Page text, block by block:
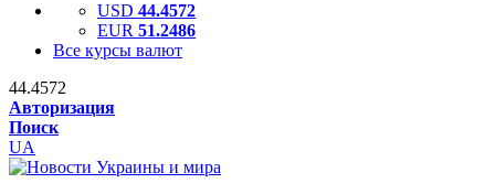
USD 44.4572
EUR 51.2486
Все курсы валют
44.4572
Авторизация
Поиск
UA